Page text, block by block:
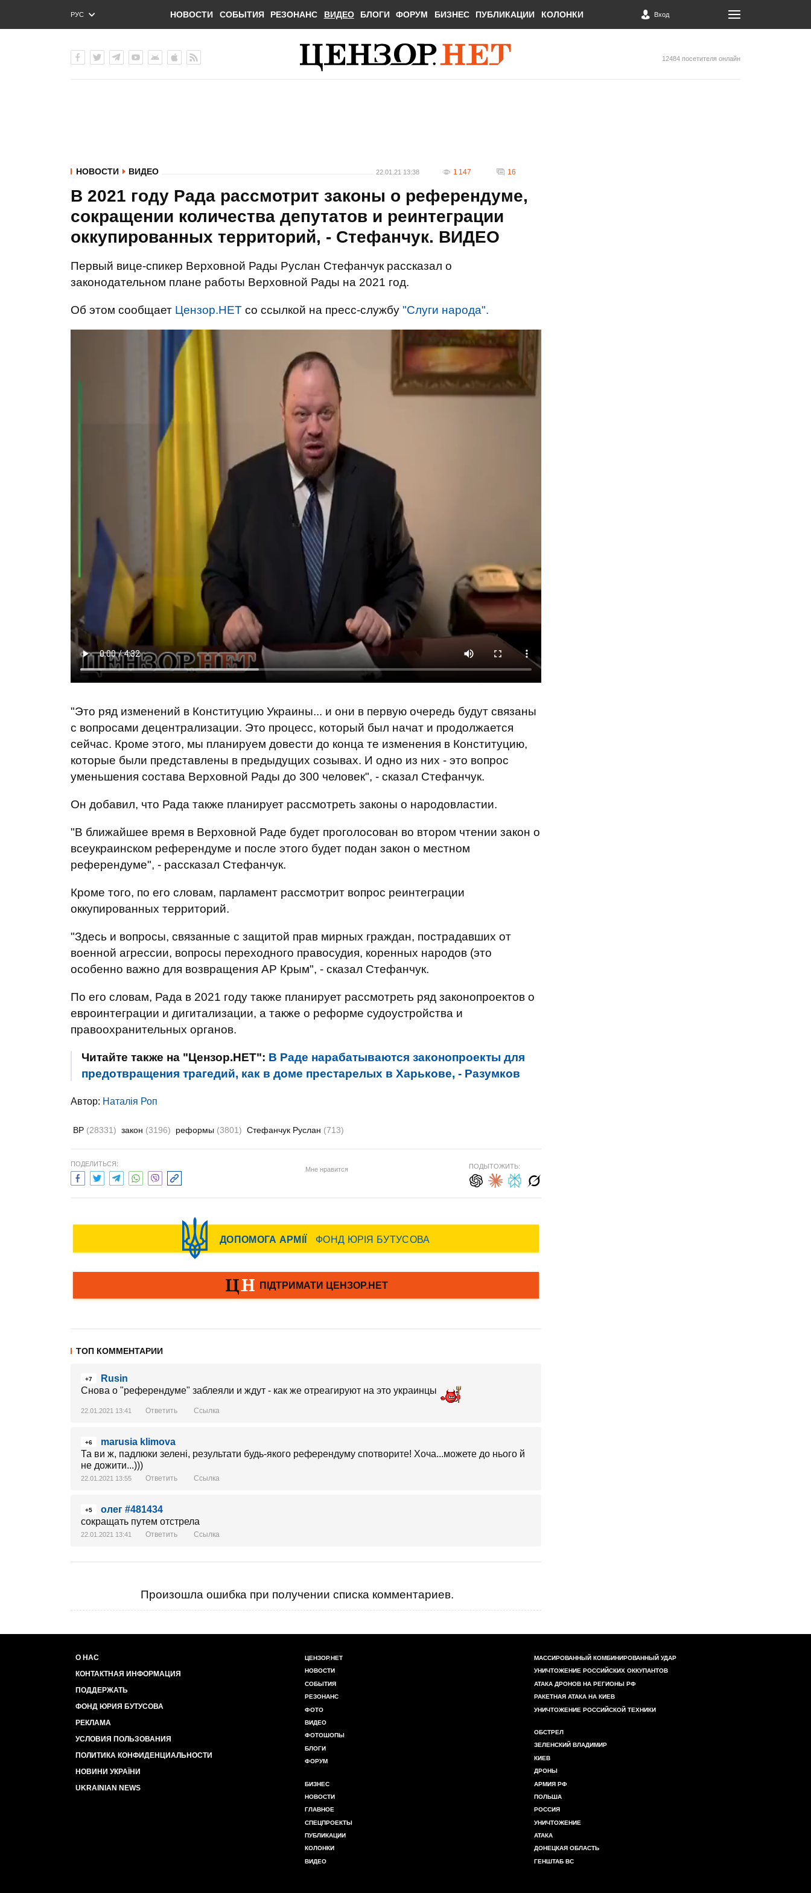
РУС
ENG
НОВОСТИ СОБЫТИЯ РЕЗОНАНС ВИДЕО БЛОГИ ФОРУМ БИЗНЕС ПУБЛИКАЦИИ КОЛОНКИ Вход
12484 посетителя онлайн
НОВОСТИ ВИДЕО 22.01.21 13:38 1 147 16
В 2021 году Рада рассмотрит законы о референдуме,
сокращении количества депутатов и реинтеграции
оккупированных территорий, - Стефанчук. ВИДЕО
Первый вице-спикер Верховной Рады Руслан Стефанчук рассказал о
законодательном плане работы Верховной Рады на 2021 год.
Об этом сообщает Цензор.НЕТ со ссылкой на пресс-службу "Слуги народа".
"Это ряд изменений в Конституцию Украины... и они в первую очередь будут связаны
с вопросами децентрализации. Это процесс, который был начат и продолжается
сейчас. Кроме этого, мы планируем довести до конца те изменения в Конституцию,
которые были представлены в предыдущих созывах. И одно из них - это вопрос
уменьшения состава Верховной Рады до 300 человек", - сказал Стефанчук.
Он добавил, что Рада также планирует рассмотреть законы о народовластии.
"В ближайшее время в Верховной Раде будет проголосован во втором чтении закон о
всеукраинском референдуме и после этого будет подан закон о местном
референдуме", - рассказал Стефанчук.
Кроме того, по его словам, парламент рассмотрит вопрос реинтеграции
оккупированных территорий.
"Здесь и вопросы, связанные с защитой прав мирных граждан, пострадавших от
военной агрессии, вопросы переходного правосудия, коренных народов (это
особенно важно для возвращения АР Крым", - сказал Стефанчук.
По его словам, Рада в 2021 году также планирует рассмотреть ряд законопроектов о
евроинтеграции и дигитализации, а также о реформе судоустройства и
правоохранительных органов.
Читайте также на "Цензор.НЕТ": В Раде нарабатываются законопроекты для
предотвращения трагедий, как в доме престарелых в Харькове, - Разумков
Автор: Наталія Роп
ВР (28331) закон (3196) реформы (3801) Стефанчук Руслан (713)
ПОДЕЛИТЬСЯ:
Мне нравится ПОДЫТОЖИТЬ:
ТОП КОММЕНТАРИИ
+7
Rusin
Снова о "референдуме" заблеяли и ждут - как же отреагируют на это украинцы
22.01.2021 13:41 Ответить Ссылка
+6
marusia klimova
Та ви ж, падлюки зелені, результати будь-якого референдуму спотворите! Хоча...можете до нього й
не дожити...)))
22.01.2021 13:55 Ответить Ссылка
+5
олег #481434
сокращать путем отстрела
22.01.2021 13:41 Ответить Ссылка
Произошла ошибка при получении списка комментариев.
О НАС
КОНТАКТНАЯ ИНФОРМАЦИЯ
ПОДДЕРЖАТЬ
ФОНД ЮРИЯ БУТУСОВА
РЕКЛАМА
УСЛОВИЯ ПОЛЬЗОВАНИЯ
ПОЛИТИКА КОНФИДЕНЦИАЛЬНОСТИ
НОВИНИ УКРАЇНИ
UKRAINIAN NEWS
ЦЕНЗОР.НЕТ
НОВОСТИ
СОБЫТИЯ
РЕЗОНАНС
ФОТО
ВИДЕО
ФОТОШОПЫ
БЛОГИ
ФОРУМ
БИЗНЕС
НОВОСТИ
ГЛАВНОЕ
СПЕЦПРОЕКТЫ
ПУБЛИКАЦИИ
КОЛОНКИ
ВИДЕО
МАССИРОВАННЫЙ КОМБИНИРОВАННЫЙ УДАР
УНИЧТОЖЕНИЕ РОССИЙСКИХ ОККУПАНТОВ
АТАКА ДРОНОВ НА РЕГИОНЫ РФ
РАКЕТНАЯ АТАКА НА КИЕВ
УНИЧТОЖЕНИЕ РОССИЙСКОЙ ТЕХНИКИ
ОБСТРЕЛ
ЗЕЛЕНСКИЙ ВЛАДИМИР
КИЕВ
ДРОНЫ
АРМИЯ РФ
ПОЛЬША
РОССИЯ
УНИЧТОЖЕНИЕ
АТАКА
ДОНЕЦКАЯ ОБЛАСТЬ
ГЕНШТАБ ВС